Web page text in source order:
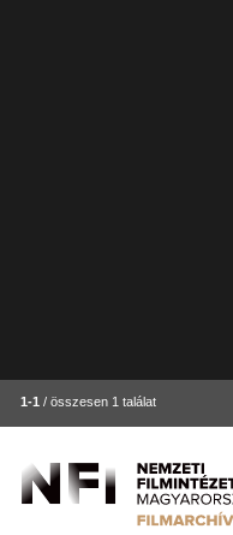
1-1 / összesen 1 találat